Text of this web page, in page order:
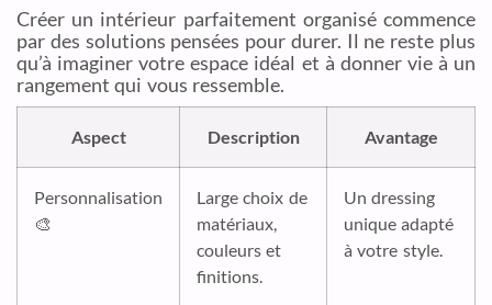
Créer un intérieur parfaitement organisé commence
par des solutions pensées pour durer. Il ne reste plus
qu’à imaginer votre espace idéal et à donner vie à un
rangement qui vous ressemble.
Aspect Description Avantage
Personnalisation
🎨
Large choix de
matériaux,
couleurs et
finitions.
Un dressing
unique adapté
à votre style.